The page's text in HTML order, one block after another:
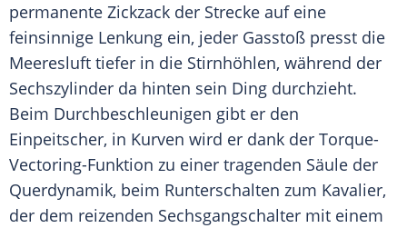
permanente Zickzack der Strecke auf eine
feinsinnige Lenkung ein, jeder Gasstoß presst die
Meeresluft tiefer in die Stirnhöhlen, während der
Sechszylinder da hinten sein Ding durchzieht.
Beim Durchbeschleunigen gibt er den
Einpeitscher, in Kurven wird er dank der Torque-
Vectoring-Funktion zu einer tragenden Säule der
Querdynamik, beim Runterschalten zum Kavalier,
der dem reizenden Sechsgangschalter mit einem